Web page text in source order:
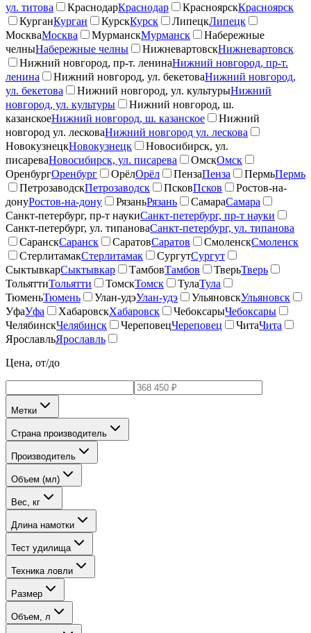
ул. титова
КраснодарКраснодар КрасноярскКрасноярск
КурганКурган КурскКурск ЛипецкЛипецк
МоскваМосква МурманскМурманск
Набережные
челныНабережные челны НижневартовскНижневартовск
Нижний новгород, пр-т. ленинаНижний новгород, пр-т.
ленина
Нижний новгород, ул. бекетоваНижний новгород,
ул. бекетова
Нижний новгород, ул. культурыНижний
новгород, ул. культуры
Нижний новгород, ш.
казанскоеНижний новгород, ш. казанское
Нижний
новгород ул. лесковаНижний новгород ул. лескова
НовокузнецкНовокузнецк
Новосибирск, ул.
писареваНовосибирск, ул. писарева ОмскОмск
ОренбургОренбург ОрёлОрёл ПензаПенза ПермьПермь
ПетрозаводскПетрозаводск ПсковПсков
Ростов-на-
донуРостов-на-дону РязаньРязань СамараСамара
Санкт-петербург, пр-т наукиСанкт-петербург, пр-т науки
Санкт-петербург, ул. типановаСанкт-петербург, ул. типанова
СаранскСаранск СаратовСаратов СмоленскСмоленск
СтерлитамакСтерлитамак СургутСургут
СыктывкарСыктывкар ТамбовТамбов ТверьТверь
ТольяттиТольятти ТомскТомск ТулаТула
ТюменьТюмень Улан-удэУлан-удэ УльяновскУльяновск
УфаУфа ХабаровскХабаровск ЧебоксарыЧебоксары
ЧелябинскЧелябинск ЧереповецЧереповец ЧитаЧита
ЯрославльЯрославль
Цена, от/до
Метки
Страна производитель
Производитель
Объем (мл)
Вес, кг
Длина намотки
Тест удилища
Техника ловли
Размер
Объем, л